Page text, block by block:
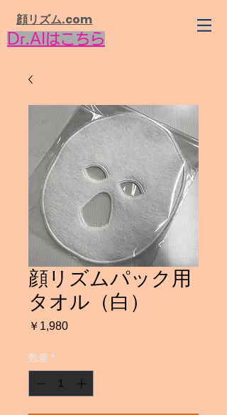
​顔リズム.com
Dr.AIはこちら
顔リズムパック用
タオル（白）
￥1,980価
数量 *